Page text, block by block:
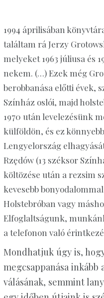
1994 áprilisában
találtam rá Jerzy
melyeket 1963 júliusa és
nekem. (…) Ezek még
berobbanása előtti évek,
Színház oslói, majd
1970 után levelezésünk
külföldön, és ez
Lengyelország
Rzędów (13 széksor
költözése után a rezsim
kevesebb
Holstebróban vagy
Elfoglaltságunk,
a telefonon való
Mondhatjuk úgy is,
megcsappanása inkább
válásának, semmint